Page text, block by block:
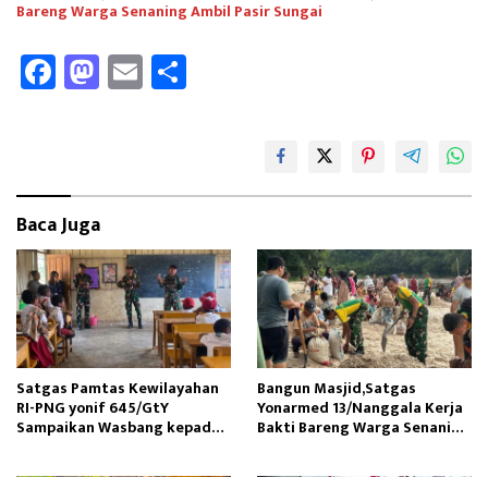
Bareng Warga Senaning Ambil Pasir Sungai
Fa
ce
k
M
as
o
n
E
m
Baca Juga
Satgas Pamtas Kewilayahan
RI-PNG yonif 645/GtY
Sampaikan Wasbang kepada
Bangun Masjid,Satgas
Yonarmed 13/Nanggala Kerja
Bakti Bareng Warga Senaning